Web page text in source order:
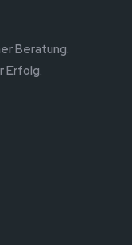
Beratung.
Erfolg.